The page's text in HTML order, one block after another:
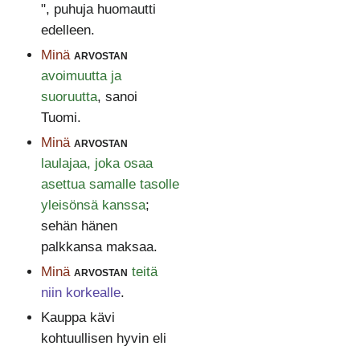
", puhuja huomautti
edelleen.
Minä arvostan
avoimuutta ja
suoruutta, sanoi
Tuomi.
Minä arvostan
laulajaa, joka osaa
asettua samalle tasolle
yleisönsä kanssa;
sehän hänen
palkkansa maksaa.
Minä arvostan teitä
niin korkealle.
Kauppa kävi
kohtuullisen hyvin eli